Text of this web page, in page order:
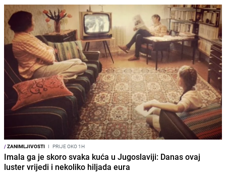
/ZANIMLJIVOSTI I PRIJE OKO 1H
Imala ga je skoro svaka kuća u Jugoslaviji: Danas ovaj
luster vrijedi i nekoliko hiljada eura